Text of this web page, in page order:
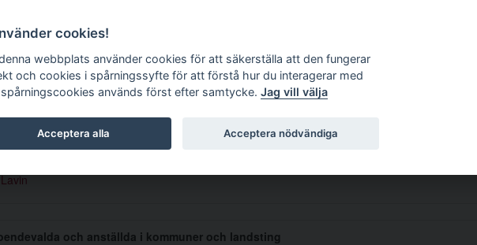
tidskrift
1995 4
och anställda i kommuner och landsting
cookies!
webbplats använder cookies för att säkerställa att den fungerar
och cookies i spårningssyfte för att förstå hur du interagerar med
används först efter samtycke. Jag vill välja
Acceptera alla Acceptera nödvändiga